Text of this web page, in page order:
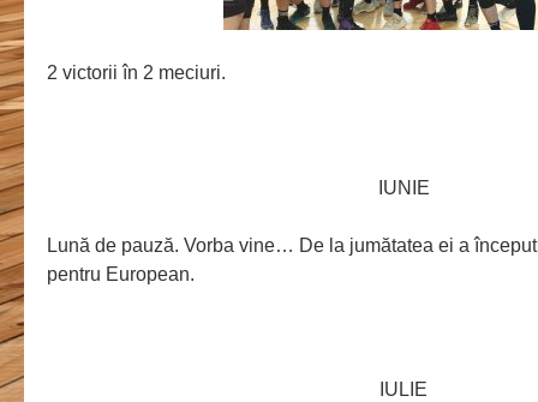
2 victorii în 2 meciuri.
IUNIE
Lună de pauză. Vorba vine… De la jumătatea ei a
pentru European.
IULIE